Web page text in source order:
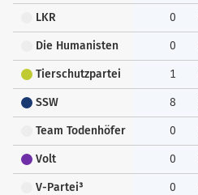
LKR 0
Die Humanisten 0
Tierschutzpartei 1
SSW 8
Team Todenhöfer 0
Volt 0
V-Partei³ 0